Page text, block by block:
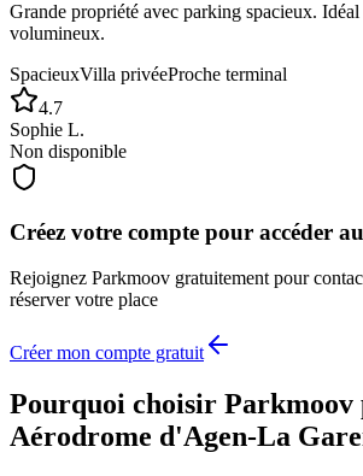
Grande propriété avec parking spacieux.
volumineux.
SpacieuxVilla privéeProche terminal
4.7
Sophie L.
Non disponible
Créez votre compte pour accéder
Rejoignez Parkmoov gratuitement pour
réserver votre place
Créer mon compte gratuit
Pourquoi choisir Parkmoov
Aérodrome d'Agen-La